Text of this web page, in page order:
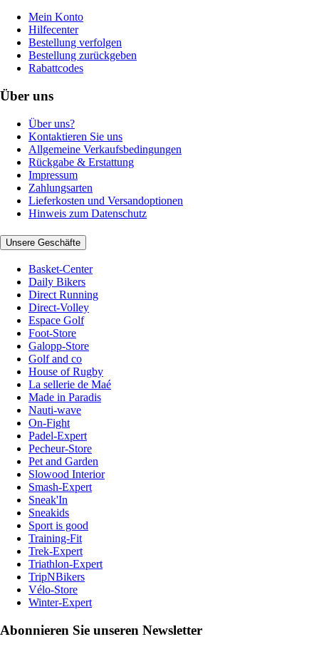
Mein Konto
Hilfecenter
Bestellung verfolgen
Bestellung zurückgeben
Rabattcodes
Über uns
Über uns?
Kontaktieren Sie uns
Allgemeine Verkaufsbedingungen
Rückgabe & Erstattung
Impressum
Zahlungsarten
Lieferkosten und Versandoptionen
Hinweis zum Datenschutz
Unsere Geschäfte
Basket-Center
Daily Bikers
Direct Running
Direct-Volley
Espace Golf
Foot-Store
Galopp-Store
Golf and co
House of Rugby
La sellerie de Maé
Made in Paradis
Nauti-wave
On-Fight
Padel-Expert
Pecheur-Store
Pet and Garden
Slowood Interior
Smash-Expert
Sneak'In
Sneakids
Sport is good
Training-Fit
Trek-Expert
Triathlon-Expert
TripNBikers
Vélo-Store
Winter-Expert
Abonnieren Sie unseren Newsletter